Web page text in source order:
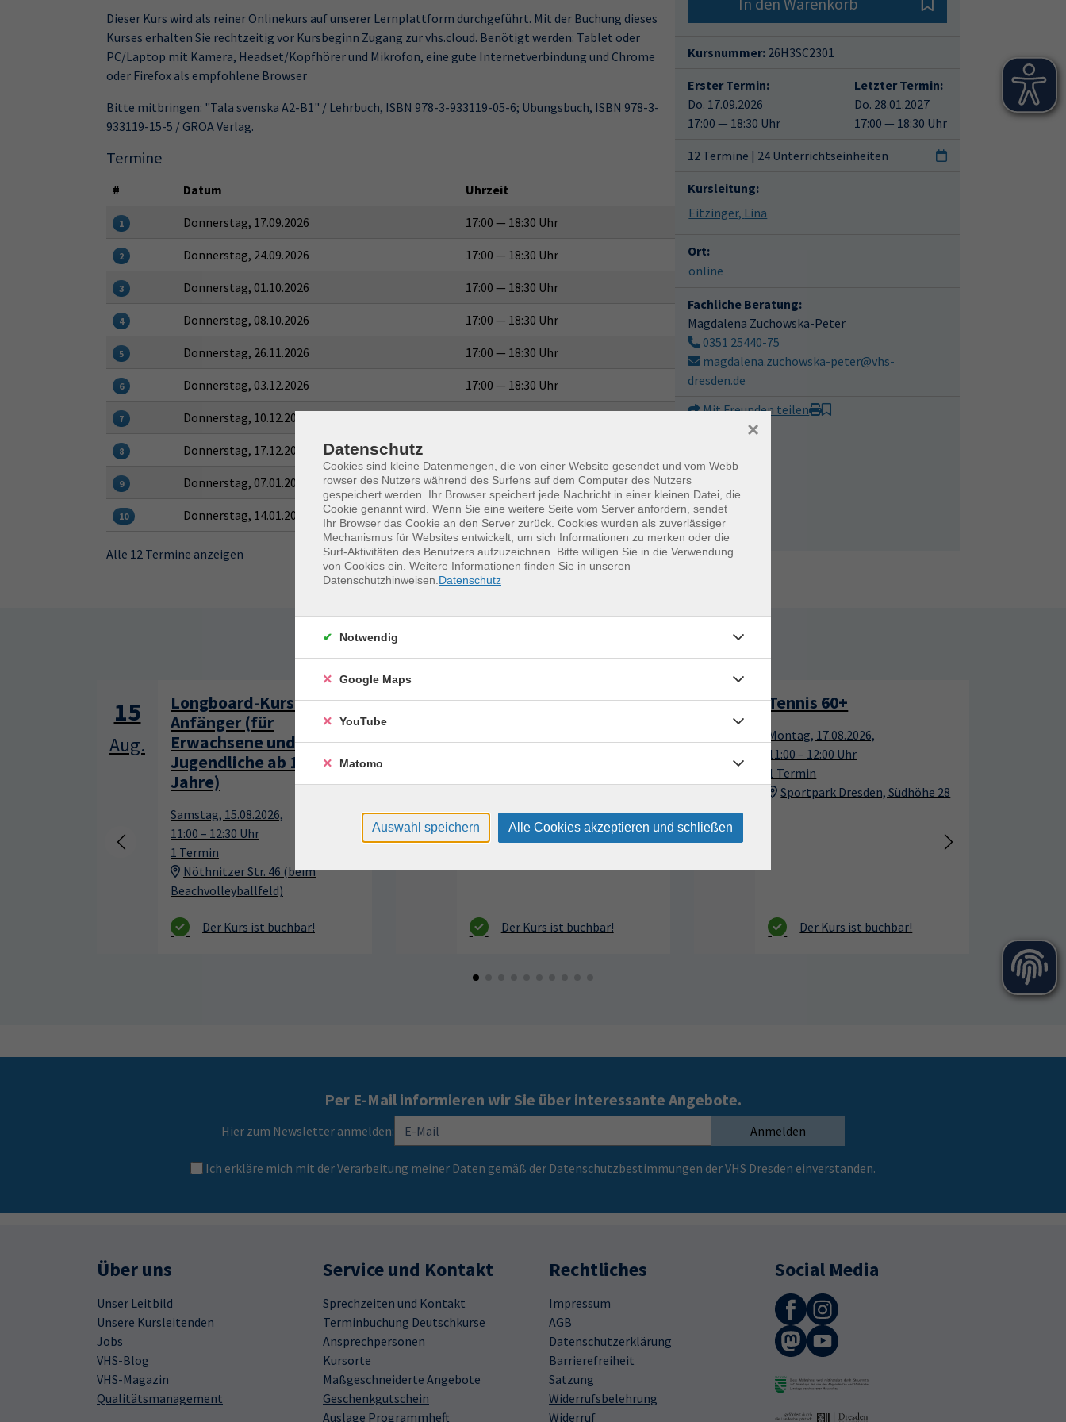
Dieser Kurs wird als reiner Onlinekurs auf unserer Lernplattform durchgeführt. Mit der Buchung dieses
Kurses erhalten Sie rechtzeitig vor Kursbeginn Zugang zur vhs.cloud. Benötigt werden: Tablet oder
PC/Laptop mit Kamera, Headset/Kopfhörer und Mikrofon, eine gute Internetverbindung und Chrome
oder Firefox als empfohlene Browser
Bitte mitbringen: "Tala svenska A2-B1" / Lehrbuch, ISBN 978-3-933119-05-6; Übungsbuch, ISBN 978-3-
933119-15-5 / GROA Verlag.
Termine
# Datum Uhrzeit
1 Donnerstag, 17.09.2026 17:00 — 18:30 Uhr
2 Donnerstag, 24.09.2026 17:00 — 18:30 Uhr
3 Donnerstag, 01.10.2026 17:00 — 18:30 Uhr
4 Donnerstag, 08.10.2026 17:00 — 18:30 Uhr
5 Donnerstag, 26.11.2026 17:00 — 18:30 Uhr
6 Donnerstag, 03.12.2026 17:00 — 18:30 Uhr
7 Donnerstag, 10.12.2026
8 Donnerstag, 17.12.2026
9 Donnerstag, 07.01.2027 17:00 — 18:30 Uhr
10 Donnerstag, 14.01.2027 17:00 — 18:30 Uhr
Alle 12 Termine anzeigen
Kursnummer: 26H3SC2301
Erster Termin:
Do. 17.09.2026
17:00 — 18:30 Uhr
Letzter Termin:
Do. 28.01.2027
17:00 — 18:30 Uhr
12 Termine | 24 Unterrichtseinheiten
Kursleitung:
Eitzinger, Lina
Ort:
online
Fachliche Beratung:
Magdalena Zuchowska-Peter
0351 25440-75
magdalena.zuchowska-peter@vhs-
dresden.de
Mit Freunden teilen
Sommerkurse für unvergessliche Sommertage
15
Aug.
Longboard-Kurs für
Anfänger (für
Erwachsene und
Jugendliche ab 13
Jahre)
Samstag, 15.08.2026,
11:00 – 12:30 Uhr
1 Termin
Nöthnitzer Str. 46 (beim
Beachvolleyballfeld)
17
Aug.
Keramik kennenlernen 17
Aug.
Tennis 60+
Montag, 17.08.2026,
11:00 – 12:00 Uhr
1 Termin
Sportpark Dresden, Südhöhe 28
Per E-Mail informieren wir Sie über interessante Angebote.
Hier zum Newsletter anmelden: Anmelden
Ich erkläre mich mit der Verarbeitung meiner Daten gemäß der Datenschutzbestimmungen der VHS Dresden einverstanden.
Über uns
Unser Leitbild
Unsere Kursleitenden
Jobs
VHS-Blog
VHS-Magazin
Qualitätsmanagement
Service und Kontakt
Sprechzeiten und Kontakt
Terminbuchung Deutschkurse
Ansprechpersonen
Kursorte
Maßgeschneiderte Angebote
Geschenkgutschein
Auslage Programmheft
Rechtliches
Impressum
AGB
Datenschutzerklärung
Barrierefreiheit
Satzung
Widerrufsbelehrung
Widerruf
Social Media
Datenschutz
Cookies sind kleine Datenmengen, die von einer Website gesendet und vom Webb
rowser des Nutzers während des Surfens auf dem Computer des Nutzers
gespeichert werden. Ihr Browser speichert jede Nachricht in einer kleinen Datei, die
Cookie genannt wird. Wenn Sie eine weitere Seite vom Server anfordern, sendet
Ihr Browser das Cookie an den Server zurück. Cookies wurden als zuverlässiger
Mechanismus für Websites entwickelt, um sich Informationen zu merken oder die
Surf-Aktivitäten des Benutzers aufzuzeichnen. Bitte willigen Sie in die Verwendung
von Cookies ein. Weitere Informationen finden Sie in unseren
Datenschutzhinweisen. Datenschutz
×
Notwendig
Google Maps
YouTube
Matomo
Auswahl speichern Alle Cookies akzeptieren und schließen